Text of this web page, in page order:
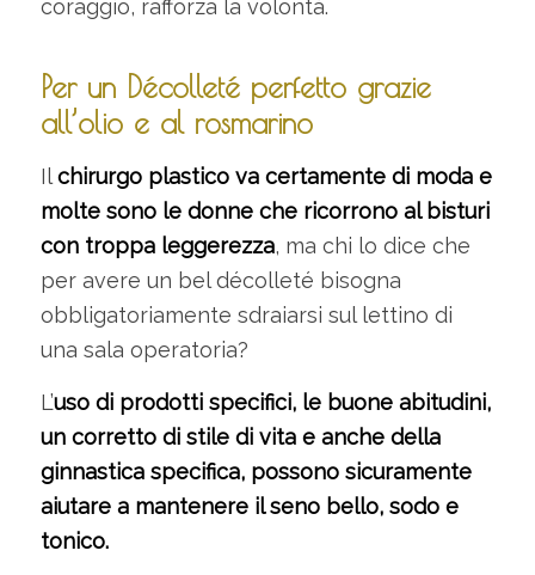
coraggio, rafforza la volontà.
Per un Décolleté perfetto grazie
all’olio e al rosmarino
Ilchirurgo plastico va certamente di moda e
molte sono le donne che ricorrono al bisturi
con troppa leggerezza, ma chi lo dice che
per avere un bel décolleté bisogna
obbligatoriamente sdraiarsi sul lettino di
una sala operatoria?
L’uso di prodotti specifici, le buone abitudini,
un corretto di stile di vita e anche della
ginnastica specifica, possono sicuramente
aiutare a mantenere il seno bello, sodo e
tonico.